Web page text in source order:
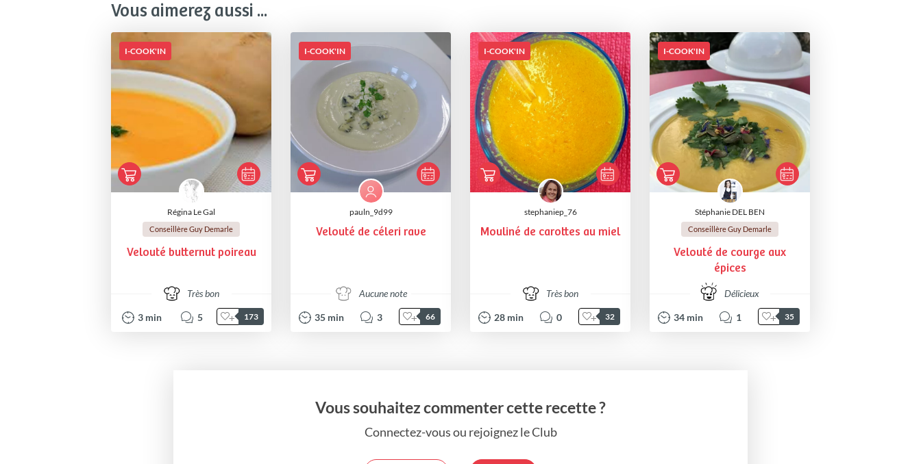
Vous aimerez aussi ...
I-COOK'IN
Régina Le Gal
Conseillère Guy Demarle
Velouté butternut poireau
Très bon
3 min 5 173
I-COOK'IN
pauln_9d99
Velouté de céleri rave
Aucune note
35 min 3 66
I-COOK'IN
stephaniep_76
Mouliné de carottes au miel
Très bon
28 min 0 32
I-COOK'IN
Stéphanie DEL BEN
Conseillère Guy Demarle
Velouté de courge aux
épices
Délicieux
34 min 1 35
Vous souhaitez commenter cette recette ?
Connectez-vous ou rejoignez le Club